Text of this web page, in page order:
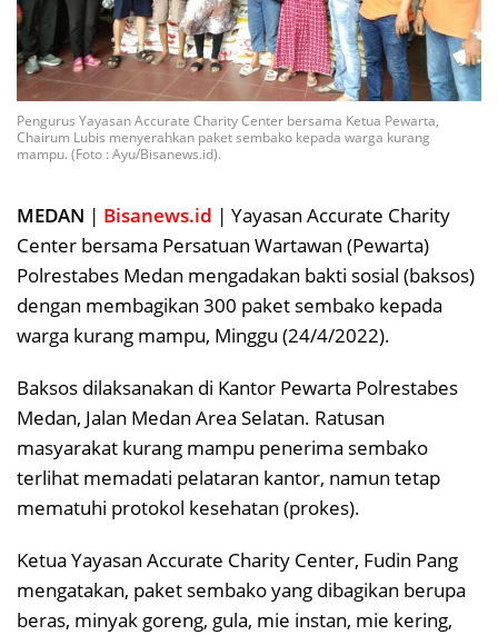
Pengurus Yayasan Accurate Charity Center bersama Ketua Pewarta,
Chairum Lubis menyerahkan paket sembako kepada warga kurang
mampu. (Foto : Ayu/Bisanews.id).
MEDAN | Bisanews.id | Yayasan Accurate Charity
Center bersama Persatuan Wartawan (Pewarta)
Polrestabes Medan mengadakan bakti sosial (baksos)
dengan membagikan 300 paket sembako kepada
warga kurang mampu, Minggu (24/4/2022).
Baksos dilaksanakan di Kantor Pewarta Polrestabes
Medan, Jalan Medan Area Selatan. Ratusan
masyarakat kurang mampu penerima sembako
terlihat memadati pelataran kantor, namun tetap
mematuhi protokol kesehatan (prokes).
Ketua Yayasan Accurate Charity Center, Fudin Pang
mengatakan, paket sembako yang dibagikan berupa
beras, minyak goreng, gula, mie instan, mie kering,